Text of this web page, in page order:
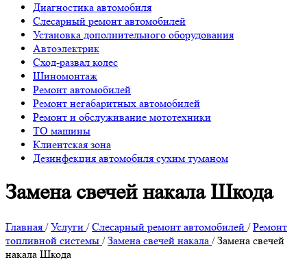
Диагностика автомобиля
Слесарный ремонт автомобилей
Установка дополнительного оборудования
Автоэлектрик
Сход-развал колес
Шиномонтаж
Ремонт автомобилей
Ремонт негабаритных автомобилей
Ремонт и обслуживание мототехники
ТО машины
Клиентская зона
Дезинфекция автомобиля сухим туманом
Замена свечей накала Шкода
Главная /Услуги /Слесарный ремонт автомобилей /Ремонт
топливной системы /Замена свечей накала /Замена свечей
накала Шкода